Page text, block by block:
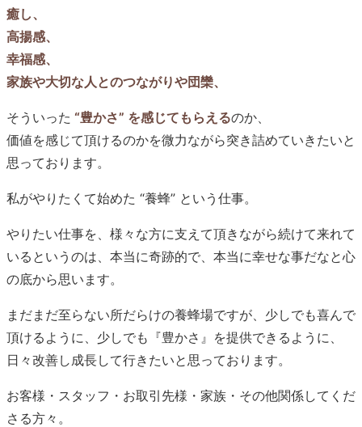
癒し、
高揚感、
幸福感、
家族や大切な人とのつながりや団欒、
そういった “豊かさ” を感じてもらえるのか、
価値を感じて頂けるのかを微力ながら突き詰めていきたいと
思っております。
私がやりたくて始めた “養蜂” という仕事。
やりたい仕事を、様々な方に支えて頂きながら続けて来れて
いるというのは、本当に奇跡的で、本当に幸せな事だなと心
の底から思います。
まだまだ至らない所だらけの養蜂場ですが、少しでも喜んで
頂けるように、少しでも『豊かさ』を提供できるように、
日々改善し成長して行きたいと思っております。
お客様・スタッフ・お取引先様・家族・その他関係してくだ
さる方々。